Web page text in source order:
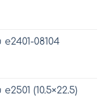
08104
(10.5×22.5)